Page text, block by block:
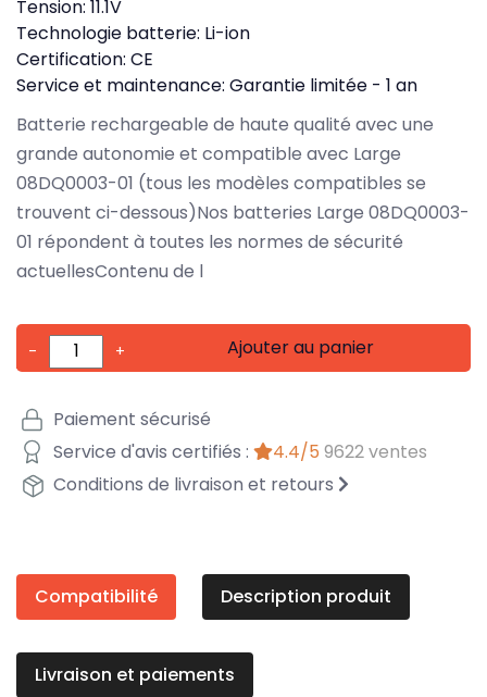
Tension: 11.1V
Technologie batterie: Li-ion
Certification: CE
Service et maintenance: Garantie limitée - 1 an
Batterie rechargeable de haute qualité avec une
grande autonomie et compatible avec Large
08DQ0003-01 (tous les modèles compatibles se
trouvent ci-dessous)Nos batteries Large 08DQ0003-
01 répondent à toutes les normes de sécurité
actuellesContenu de l
- + Ajouter au panier
Paiement sécurisé
Service d'avis certifiés :
4.4/5 9622 ventes
Conditions de livraison et retours
Compatibilité Description produit
Livraison et paiements